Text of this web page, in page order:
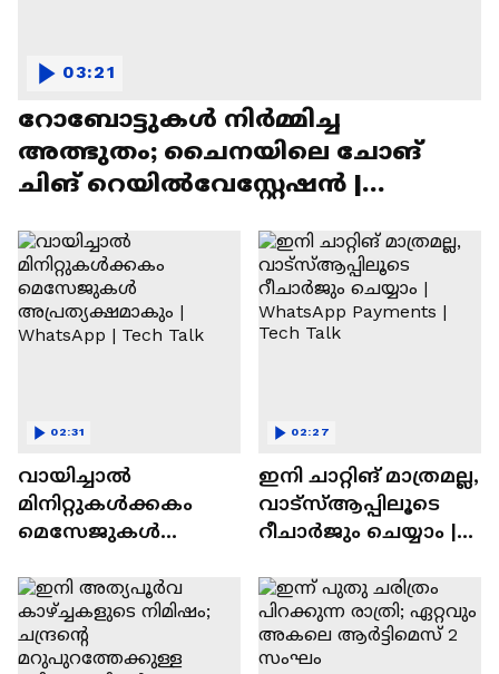
റോബോട്ടുകൾ നിർമ്മിച്ച
അത്ഭുതം; ചൈനയിലെ ചോങ്
ചിങ് റെയിൽവേസ്റ്റേഷൻ |
03:21
വായിച്ചാൽ
മിനിറ്റുകൾക്കകം
മെസേജുകള്‍
WhatsApp | Tech Talk
02:31
ഇനി ചാറ്റിങ് മാത്രമല്ല,
വാട്‌സ്‌ആപ്പിലൂടെ
റീചാർജും ചെയ്യാം |
Tech Talk
02:27